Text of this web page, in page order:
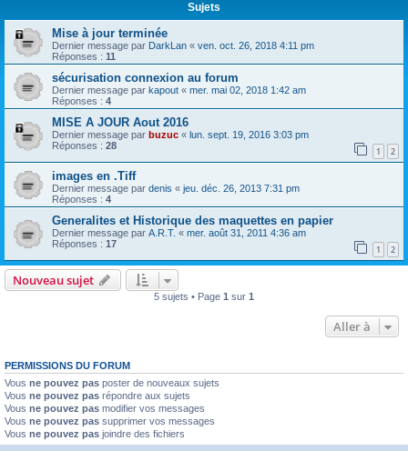
Sujets
Mise à jour terminée
Dernier message par DarkLan « ven. oct. 26, 2018 4:11 pm
Réponses : 11
sécurisation connexion au forum
Dernier message par kapout « mer. mai 02, 2018 1:42 am
Réponses : 4
MISE A JOUR Aout 2016
Dernier message par buzuc « lun. sept. 19, 2016 3:03 pm
Réponses : 28 1 2
images en .Tiff
Dernier message par denis « jeu. déc. 26, 2013 7:31 pm
Réponses : 4
Generalites et Historique des maquettes en papier
Dernier message par A.R.T. « mer. août 31, 2011 4:36 am
Réponses : 17 1 2
Nouveau sujet
5 sujets • Page 1 sur 1
Aller à
PERMISSIONS DU FORUM
Vous ne pouvez pas poster de nouveaux sujets
Vous ne pouvez pas répondre aux sujets
Vous ne pouvez pas modifier vos messages
Vous ne pouvez pas supprimer vos messages
Vous ne pouvez pas joindre des fichiers